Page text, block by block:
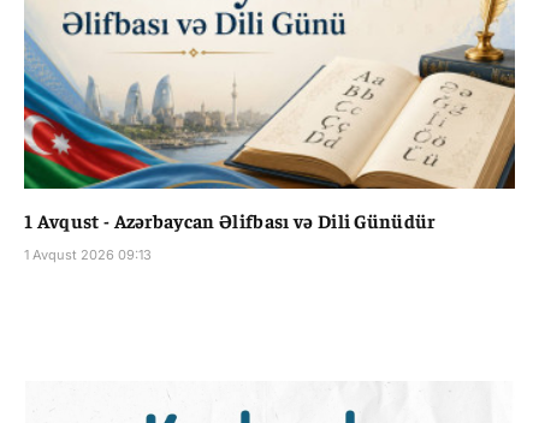
1 Avqust - Azərbaycan Əlifbası və Dili Günüdür
1 Avqust 2026 09:13